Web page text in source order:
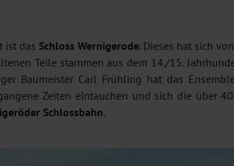
ist das Schloss Wernigerode. Dieses hat sich
Teile stammen aus dem 14./15.
Baumeister Carl Frühling hat das
Zeiten eintauchen und sich die über
Schlossbahn.